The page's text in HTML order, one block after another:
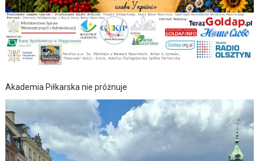
Akademia Piłkarska nie próżnuje